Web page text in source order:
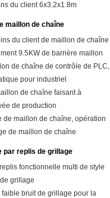
du client 6x3.2x1.8m
maillon de chaîne
du client de maillon de chaîne
9.5KW de barrière maillon
de chaîne de contrôle de PLC,
pour industriel
de chaîne faisant à
de production
de maillon de chaîne, opération
de maillon de chaîne
par replis de grillage
fonctionnelle multi de style
grillage
bruit de grillage pour la